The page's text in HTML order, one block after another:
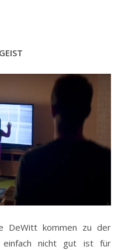
DeWitt kommen zu der
einfach nicht gut ist für